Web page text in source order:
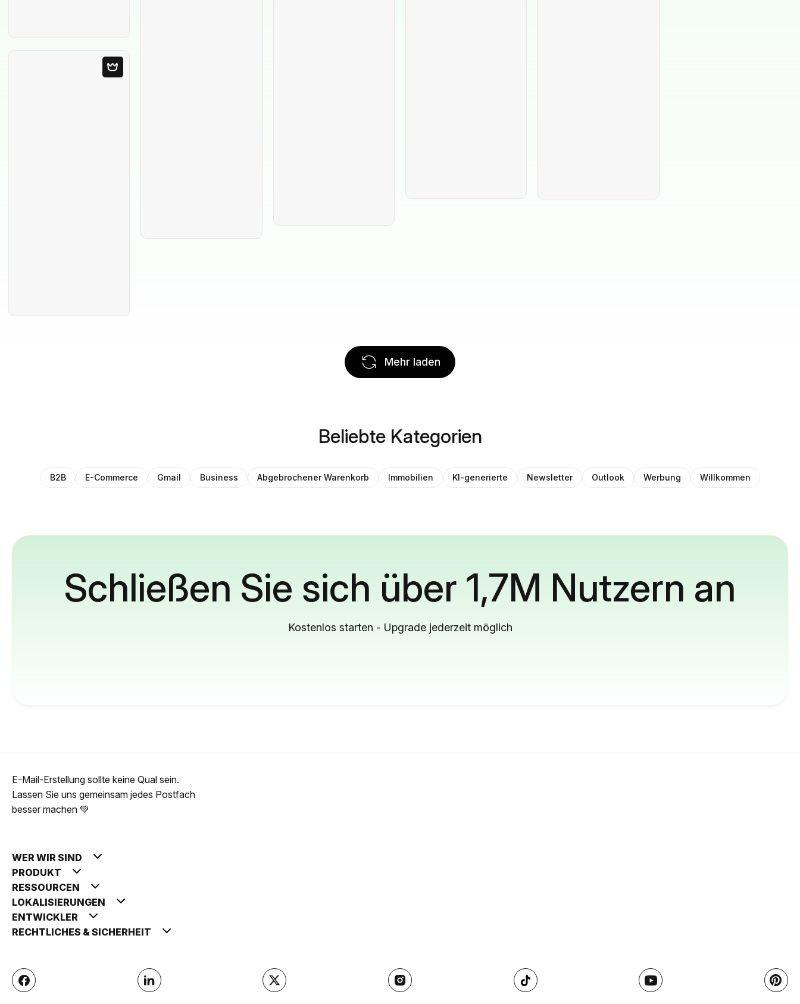
Mehr laden
Beliebte Kategorien
B2B E-Commerce Gmail Business Abgebrochener Warenkorb Immobilien KI-generierte Newsletter Outlook Werbung Willkommen
Schließen Sie sich über 1,7M Nutzern an
Kostenlos starten - Upgrade jederzeit möglich
E-Mail-Erstellung sollte keine Qual sein.
Lassen Sie uns gemeinsam jedes Postfach
besser machen 💚
WER WIR SIND
PRODUKT
RESSOURCEN
LOKALISIERUNGEN
ENTWICKLER
RECHTLICHES & SICHERHEIT